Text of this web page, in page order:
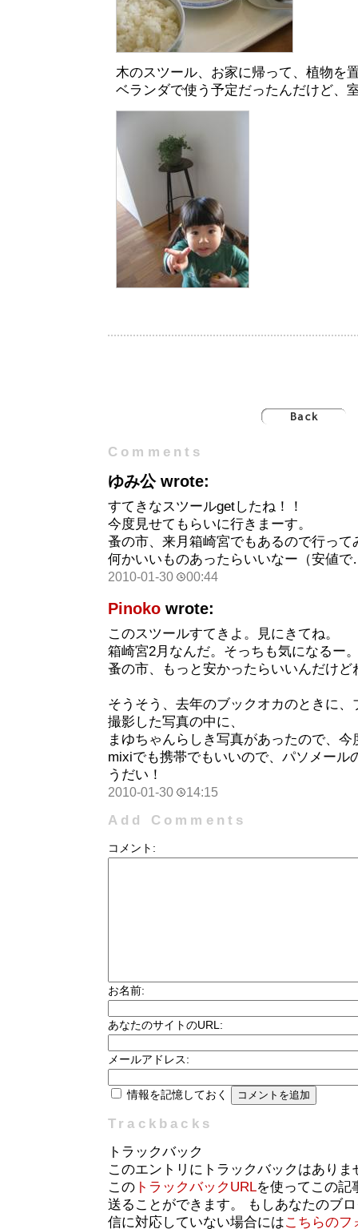
木のスツール、お家に帰って、植物を
ベランダで使う予定だったんだけど、
Comments
ゆみ公 wrote:
すてきなスツールgetしたね！！
今度見せてもらいに行きまーす。
蚤の市、来月箱崎宮でもあるので行って
何かいいものあったらいいなー（安値
2010-01-30 00:44
Pinoko wrote:
このスツールすてきよ。見にきてね。
箱崎宮2月なんだ。そっちも気になるー
蚤の市、もっと安かったらいいんだけど
そうそう、去年のブックオカのときに
撮影した写真の中に、
まゆちゃんらしき写真があったので、今
mixiでも携帯でもいいので、パソメール
うだい！
2010-01-30 14:15
Add Comments
コメント:
お名前:
あなたのサイトのURL:
メールアドレス:
情報を記憶しておく
Trackbacks
トラックバック
このエントリにトラックバックはありま
この トラックバックURLを使ってこの記
送ることができます。 もしあなたのブ
信に対応していない場合にはこちらのフ